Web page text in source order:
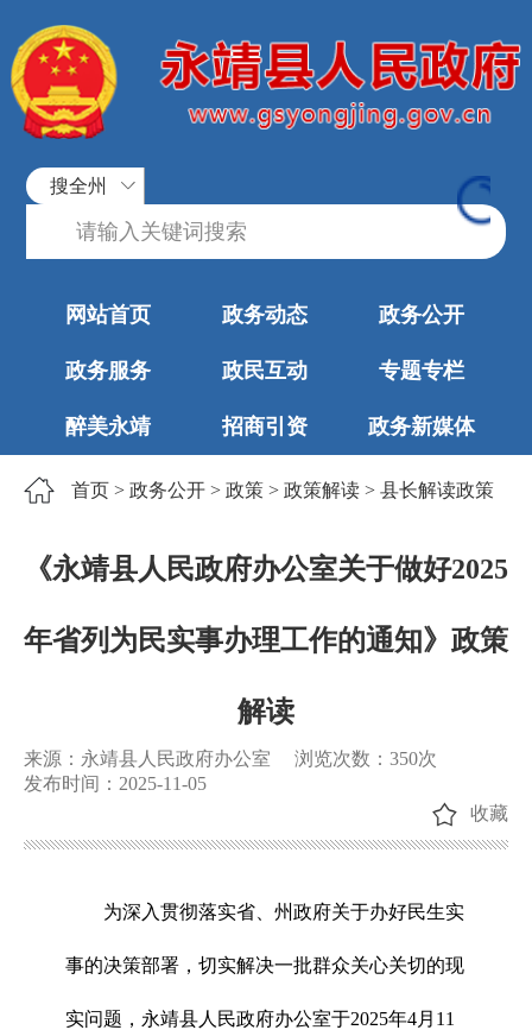
搜全州
网站首页 政务动态 政务公开
政务服务 政民互动 专题专栏
醉美永靖 招商引资 政务新媒体
首页 > 政务公开 > 政策 > 政策解读 > 县长解读政策
《永靖县人民政府办公室关于做好2025
年省列为民实事办理工作的通知》政策
解读
来源：永靖县人民政府办公室 浏览次数： 350次
发布时间：2025-11-05
收藏
为深入贯彻落实省、州政府关于办好民生实
事的决策部署，切实解决一批群众关心关切的现
实问题，永靖县人民政府办公室于2025年4月11